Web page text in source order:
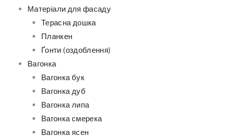
Матеріали для фасаду
Терасна дошка
Планкен
Ґонти (оздоблення)
Вагонка
Вагонка бук
Вагонка дуб
Вагонка липа
Вагонка смерека
Вагонка ясен